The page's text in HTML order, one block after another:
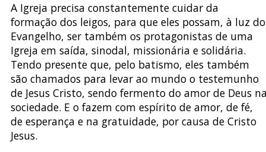
A Igreja precisa constantemente cuidar da
formação dos leigos, para que eles possam, à luz do
Evangelho, ser também os protagonistas de uma
Igreja em saída, sinodal, missionária e solidária.
Tendo presente que, pelo batismo, eles também
são chamados para levar ao mundo o testemunho
de Jesus Cristo, sendo fermento do amor de Deus
sociedade. E o fazem com espírito de amor, de fé,
de esperança e na gratuidade, por causa de Cristo
Jesus.